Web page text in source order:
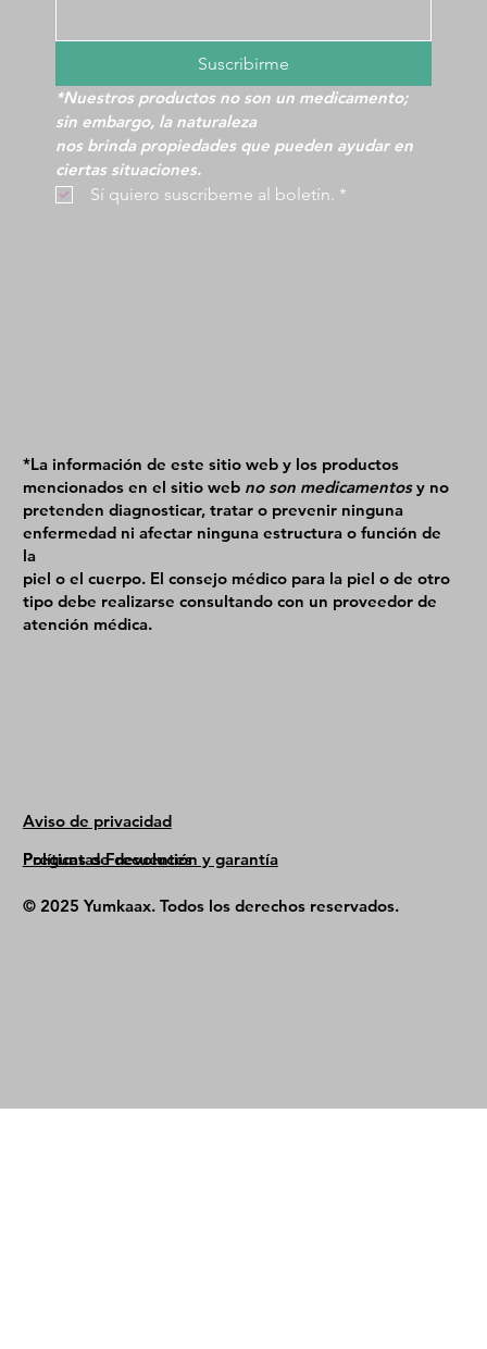
Suscribirme
*Nuestros productos no son un medicamento;
sin embargo, la naturaleza
nos brinda propiedades que pueden ayudar en
ciertas situaciones.
Sí quiero suscríbeme al boletín. *
*La información de este sitio web y los productos
mencionados en el sitio web no son medicamentosy no
pretenden diagnosticar, tratar o prevenir ninguna
enfermedad ni afectar ninguna estructura o función de
la
piel o el cuerpo. El consejo médico para la piel o de otro
tipo debe realizarse consultando con un proveedor de
atención médica.
© 2025 Yumkaax. Todos los derechos reservados.
Aviso de privacidad
Políticas de devolución y garantía
Preguntas Frecuentes